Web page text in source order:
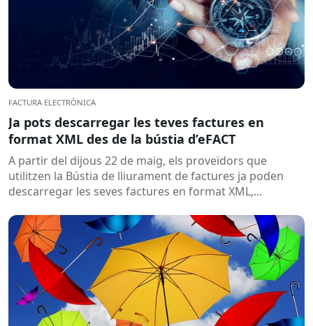
FACTURA ELECTRÒNICA
Ja pots descarregar les teves factures en
format XML des de la bústia d’eFACT
A partir del dijous 22 de maig, els proveïdors que
utilitzen la Bústia de lliurament de factures ja poden
descarregar les seves factures en format XML,...